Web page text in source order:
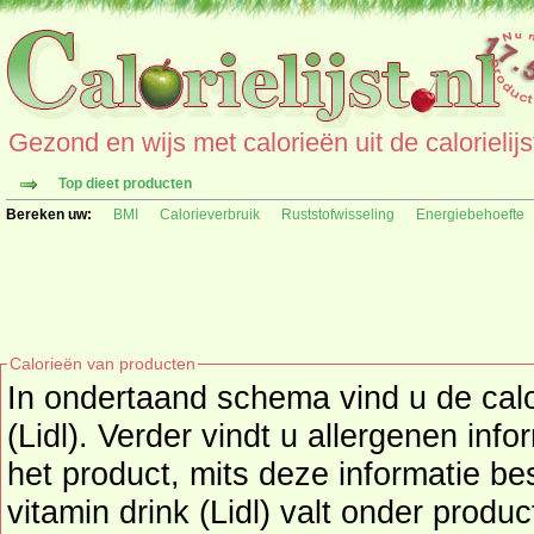
Gezond en wijs met calorieën uit de
Top dieet producten
Bereken uw:
BMI Calorieverbruik Ruststofwisseling Energiebehoefte
Calorieën van producten
In ondertaand schema vind u de
(Lidl). Verder vindt u allergenen
het product, mits deze informatie beschikbaar is. Het Ace
vitamin drink (Lidl) valt onder